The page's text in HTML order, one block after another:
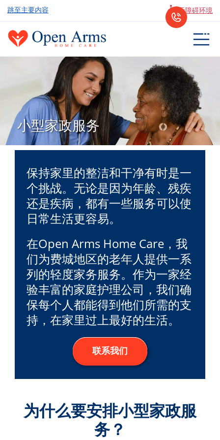
跳至主要内容 无障碍环境
小型家政服务
保持家里的整洁和干净有时是一
个挑战。无论是因为年龄、残疾
还是疾病，都有一些服务可以使
日常生活更容易。
在Open Arms Home Care，我
们为费城地区的老年人提供一系
列的轻度家务服务。作为一家经
验丰富的家庭护理公司，我们确
保每个人都能得到他们所需的支
持，在家里过上最好的生活。
联系我们
为什么要安排小型家政服
务？